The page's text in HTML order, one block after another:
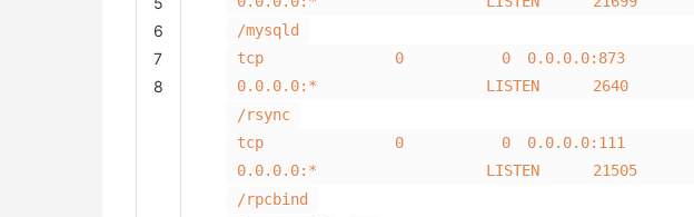
6
7
8
/mysqld
tcp 0 0
0.0.0.0:* LISTEN 2640
/rsync
tcp 0 0
0.0.0.0:* LISTEN 21505
/rpcbind